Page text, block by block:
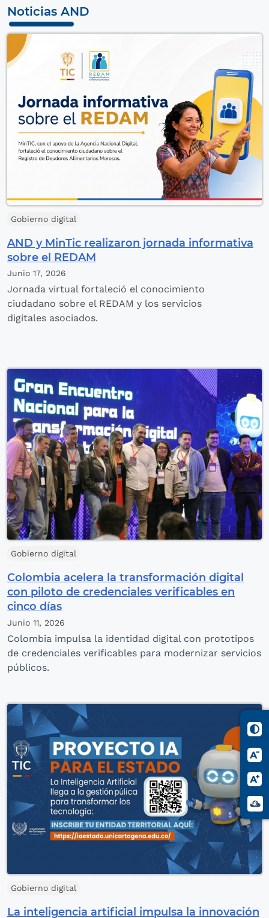
Noticias AND
Gobierno digital
AND y MinTic realizaron jornada informativa
sobre el REDAM
Junio 17, 2026
Jornada virtual fortaleció el conocimiento
ciudadano sobre el REDAM y los servicios
digitales asociados.
Gobierno digital
Colombia acelera la transformación digital
con piloto de credenciales verificables en
cinco días
Junio 11, 2026
Colombia impulsa la identidad digital con prototipos
de credenciales verificables para modernizar servicios
públicos.
Gobierno digital
La inteligencia artificial impulsa la innovación